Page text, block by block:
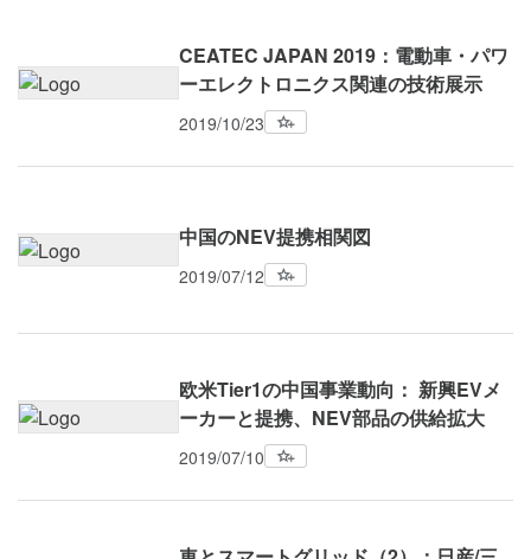
CEATEC JAPAN 2019：電動車・パワ
ーエレクトロニクス関連の技術展示
2019/10/23
中国のNEV提携相関図
2019/07/12
欧米Tier1の中国事業動向： 新興EVメ
ーカーと提携、NEV部品の供給拡大
2019/07/10